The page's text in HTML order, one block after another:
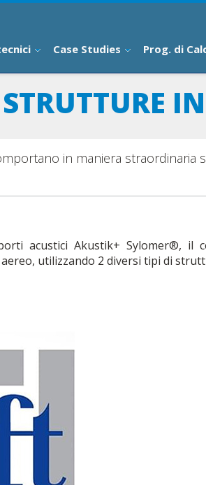
Case Studies Prog. di
in maniera straordinaria
acustici Akustik+ Sylomer®, il
utilizzando 2 diversi tipi di